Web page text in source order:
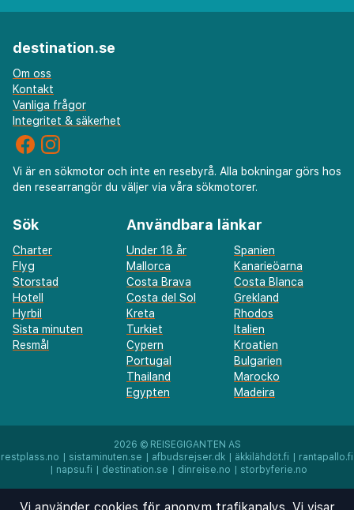
destination.se
Om oss
Kontakt
Vanliga frågor
Integritet & säkerhet
Vi är en sökmotor och inte en resebyrå. Alla bokningar görs hos
den researrangör du väljer via våra sökmotorer.
Sök
Charter
Flyg
Storstad
Hotell
Hyrbil
Sista minuten
Resmål
Användbara länkar
Under 18 år
Spanien
Mallorca
Kanarieöarna
Costa Brava
Costa Blanca
Costa del Sol
Grekland
Kreta
Rhodos
Turkiet
Italien
Cypern
Kroatien
Portugal
Bulgarien
Thailand
Marocko
Egypten
Madeira
2026 © REISEGIGANTEN AS
restplass.no | sistaminuten.se | afbudsrejser.dk | äkkilähdöt.fi | rantapallo.fi
| napsu.fi | destination.se | dinreise.no | storbyferie.no
Vi använder cookies för anonym trafikanalys. Vi visar